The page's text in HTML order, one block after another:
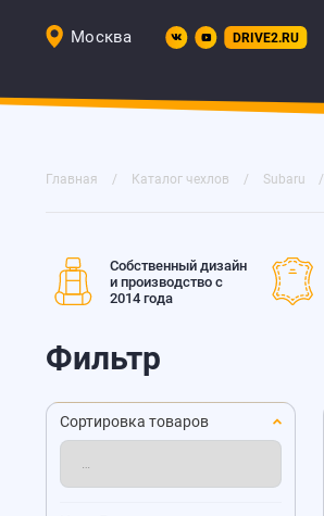
Москва DRIVE2.RU
Главная Каталог чехлов Subaru
Собственный дизайн
и производство с
2014 года
Фильтр
Сортировка товаров